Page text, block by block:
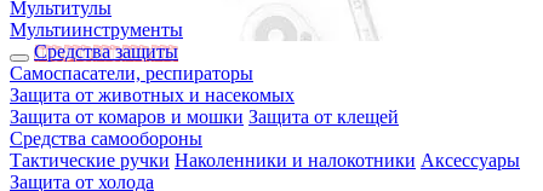
Мультитулы
Мультиинструменты
Средства защиты
Самоспасатели, респираторы
Защита от животных и насекомых
Защита от комаров и мошки Защита от клещей
Средства самообороны
Тактические ручки Наколенники и налокотники Аксессуары
Защита от холода